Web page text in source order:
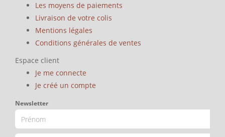
Les moyens de paiements
Livraison de votre colis
Mentions légales
Conditions générales de ventes
Espace client
Je me connecte
Je créé un compte
Newsletter